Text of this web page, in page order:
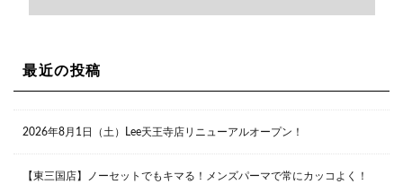
Lee京橋店
大阪府大阪市都島区東野田町２丁目９－２３ 晃進ビル2F
兵庫県西宮市甲子園九番町1-2 フラットライフワーク1F
最近の投稿
2026年8月1日（土）Lee天王寺店リニューアルオープン！
【東三国店】ノーセットでもキマる！メンズパーマで常にカッコよく！